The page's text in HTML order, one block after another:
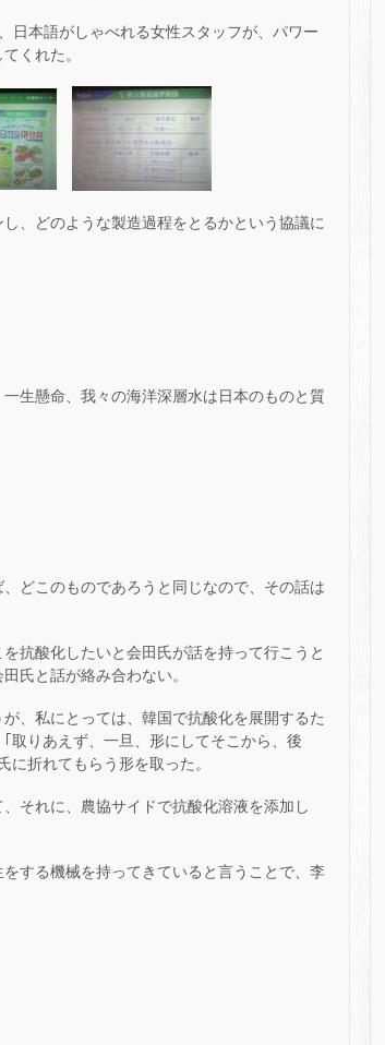
日本語がしゃべれる女性スタッフが、パワー
くれた。
、どのような製造過程をとるかという協議に
生懸命、我々の海洋深層水は日本のものと質
どこのものであろうと同じなので、その話は
抗酸化したいと会田氏が話を持って行こうと
氏と話が絡み合わない。
、私にとっては、韓国で抗酸化を展開するた
取りあえず、一旦、形にしてそこから、後
折れてもらう形を取った。
それに、農協サイドで抗酸化溶液を添加し
する機械を持ってきていると言うことで、李